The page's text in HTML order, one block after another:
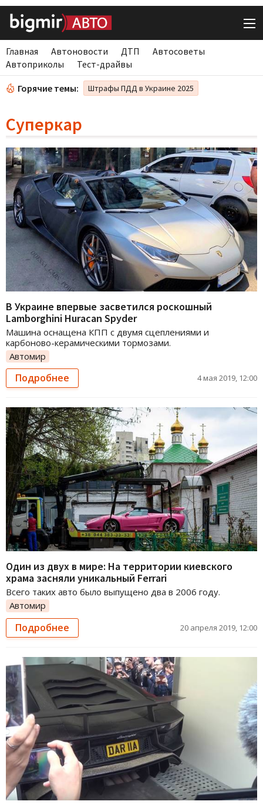
Главная Автоновости ДТП
Автосоветы
Автоприколы
Тест-драйвы
Горячие темы: Штрафы ПДД в Украине 2025
Суперкар
В Украине впервые засветился роскошный
Lamborghini Huracan Spyder
Машина оснащена КПП с двумя сцеплениями и
карбоново-керамическими тормозами.
Автомир
Подробнее 4 мая 2019, 12:00
Один из двух в мире: На территории киевского
храма засняли уникальный Ferrari
Всего таких авто было выпущено два в 2006 году.
Автомир
Подробнее 20 апреля 2019, 12:00